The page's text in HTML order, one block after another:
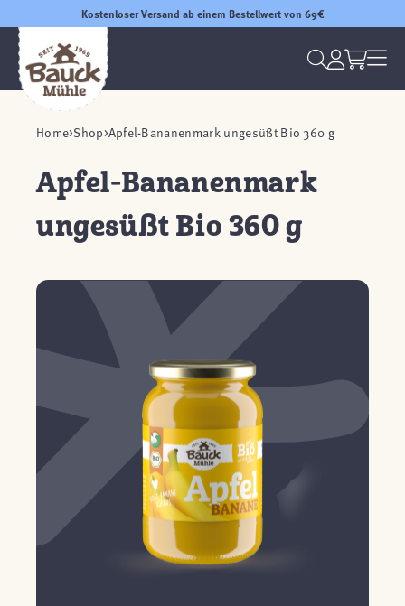
Kostenloser Versand ab einem Bestellwert von 69€
Home Shop Apfel-Bananenmark ungesüßt Bio 360 g
Apfel-Bananenmark
ungesüßt Bio 360 g